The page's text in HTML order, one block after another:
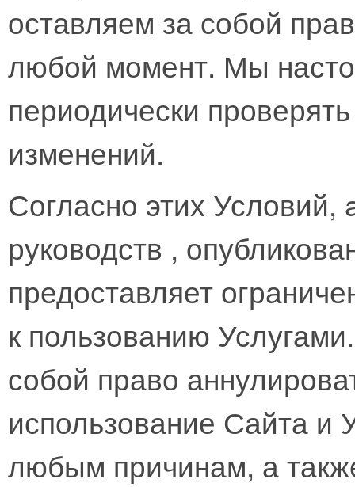
оставляем за собой
любой момент. Мы
периодически
изменений.
Согласно этих Условий,
руководств ,
предоставляет
к пользованию
собой право
использование Сайта и
любым причинам, а